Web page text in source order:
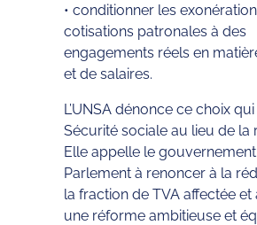
• conditionner les
cotisations patronales à des
engagements réels en
et de salaires.
L’UNSA dénonce ce choix
Sécurité sociale au lieu de la
Elle appelle le
Parlement à renoncer à la
la fraction de TVA affectée et
une réforme ambitieuse et